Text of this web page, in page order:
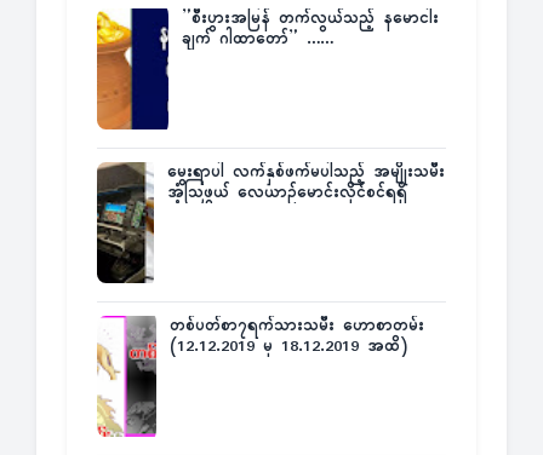
”စီးပွားအမြန် တက်လွယ်သည့် နမောငါး
ချက် ဂါထာတော်” ……
မွေးရာပါ လက်နှစ်ဖက်မပါသည့် အမျိုးသမီး
အံ့သြဖွယ် လေယာဉ်မောင်းလိုင်စင်ရရှိ
တစ်ပတ်စာ၇ရက်သားသမီး ဟောစာတမ်း
(12.12.2019 မှ 18.12.2019 အထိ)